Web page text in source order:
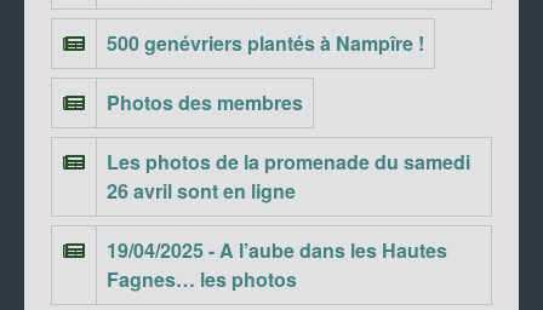
500 genévriers plantés à Nampîre !
Photos des membres
Les photos de la promenade du samedi
26 avril sont en ligne
19/04/2025 - A l’aube dans les Hautes
Fagnes… les photos